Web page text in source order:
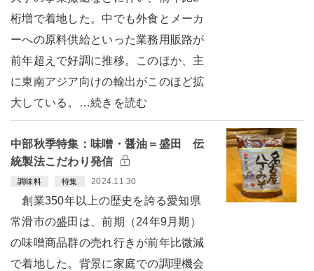
桁増で着地した。中でも外食とメーカ
ーへの原料供給といった業務用販路が
前年超えで好調に推移。このほか、主
に東南アジア向けの輸出がこのほど拡
大している。…続きを読む
中部秋季特集：味噌・醤油＝盛田 伝
統製法こだわり発信
調味料 特集 2024.11.30
創業350年以上の歴史を誇る愛知県
常滑市の盛田は、前期（24年9月期）
の味噌商品群の売れ行きが前年比微減
で着地した。背景に家庭での調理機会